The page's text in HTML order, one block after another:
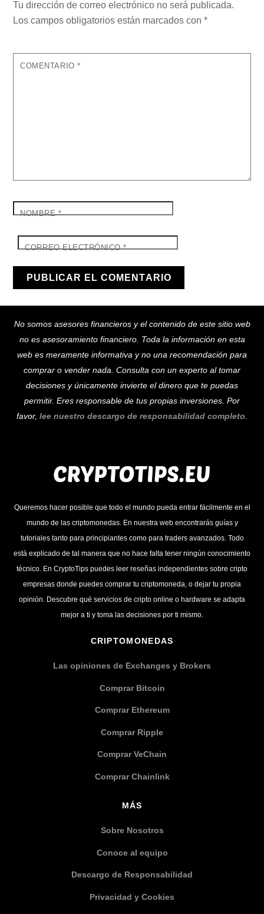
Tu dirección de correo electrónico no será publicada.
Los campos obligatorios están marcados con*
COMENTARIO*
NOMBRE*
CORREO ELECTRÓNICO*
To
Top
No somos asesores financieros y el contenido de este sitio web
no es asesoramiento financiero. Toda la información en esta
web es meramente informativa y no una recomendación para
comprar o vender nada. Consulta con un experto al tomar
decisiones y únicamente invierte el dinero que te puedas
permitir. Eres responsable de tus propias inversiones. Por
favor, lee nuestro descargo de responsabilidad completo.
Queremos hacer posible que todo el mundo pueda entrar fácilmente en el
mundo de las criptomonedas. En nuestra web encontrarás guías y
tutoriales tanto para principiantes como para traders avanzados. Todo
está explicado de tal manera que no hace falta tener ningún conocimiento
técnico. En CryptoTips puedes leer reseñas independientes sobre cripto
empresas donde puedes comprar tu criptomoneda, o dejar tu propia
opinión. Descubre qué servicios de cripto online o hardware se adapta
mejor a ti y toma las decisiones por ti mismo.
CRIPTOMONEDAS
Las opiniones de Exchanges y Brokers
Comprar Bitcoin
Comprar Ethereum
Comprar Ripple
Comprar VeChain
Comprar Chainlink
MÁS
Sobre Nosotros
Conoce al equipo
Descargo de Responsabilidad
Privacidad y Cookies